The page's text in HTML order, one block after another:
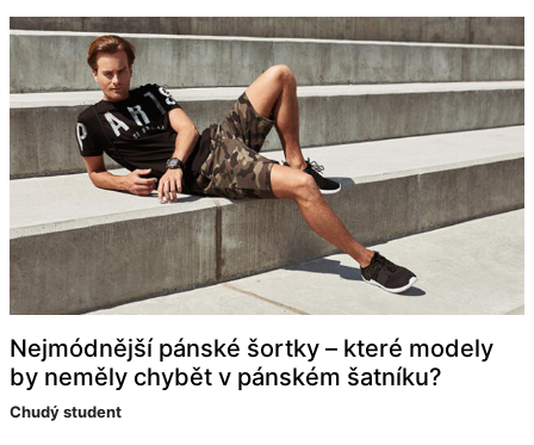
Nejmódnější pánské šortky – které modely
by neměly chybět v pánském šatníku?
Chudý student